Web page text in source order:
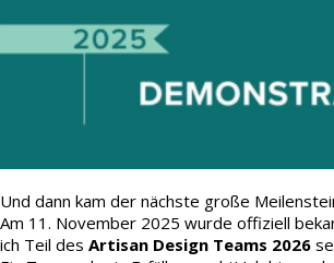
Und dann kam der nächste große
Am 11. November 2025 wurde offiziell
ich Teil des Artisan Design Teams 2026